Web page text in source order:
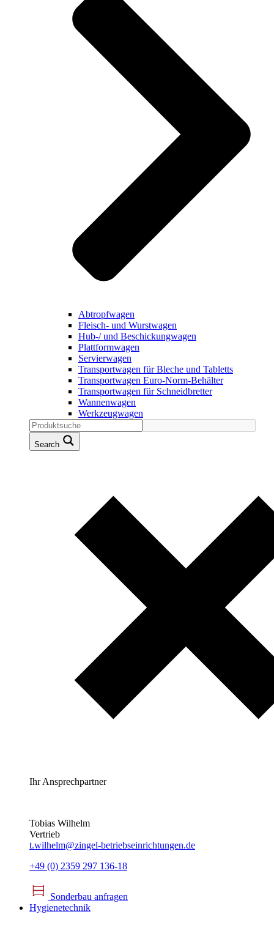
Abtropfwagen
Fleisch- und Wurstwagen
Hub-/ und Beschickungwagen
Plattformwagen
Servierwagen
Transportwagen für Bleche und Tabletts
Transportwagen Euro-Norm-Behälter
Transportwagen für Schneidbretter
Wannenwagen
Werkzeugwagen
Search
Ihr Ansprechpartner
Tobias Wilhelm
Vertrieb
t.wilhelm@zingel-betriebseinrichtungen.de
+49 (0) 2359 297 136-18
Sonderbau anfragen
Hygienetechnik